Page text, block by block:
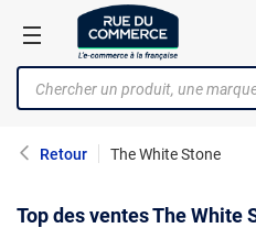
Retour The White Stone
Top des ventes The White